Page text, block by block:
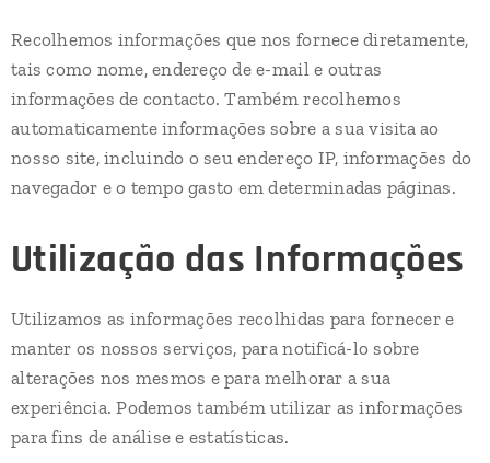
Recolhemos informações que nos fornece diretamente,
tais como nome, endereço de e-mail e outras
informações de contacto. Também recolhemos
automaticamente informações sobre a sua visita ao
nosso site, incluindo o seu endereço IP, informações do
navegador e o tempo gasto em determinadas páginas.
Utilização das Informações
Utilizamos as informações recolhidas para fornecer e
manter os nossos serviços, para notificá-lo sobre
alterações nos mesmos e para melhorar a sua
experiência. Podemos também utilizar as informações
para fins de análise e estatísticas.